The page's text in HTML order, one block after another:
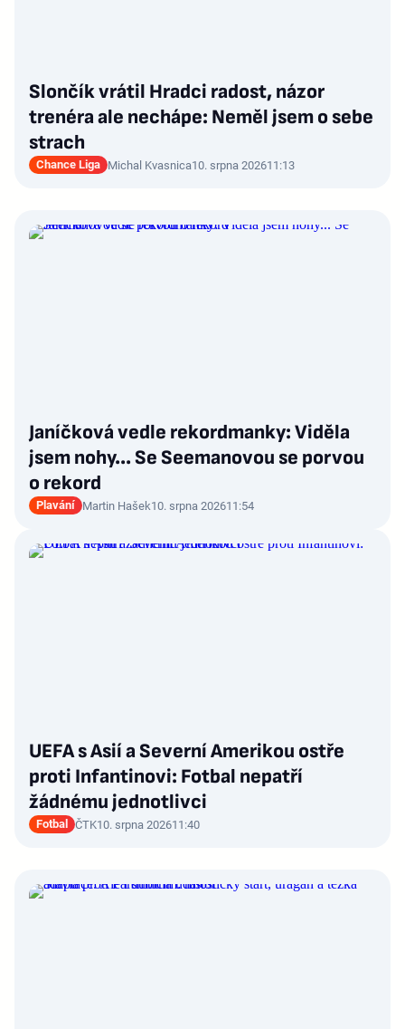
Slončík vrátil Hradci radost, názor
trenéra ale nechápe: Neměl jsem o sebe
strach
Chance Liga Michal Kvasnica10. srpna 202611:13
Janíčková vedle rekordmanky: Viděla
jsem nohy... Se Seemanovou se porvou
o rekord
Plavání Martin Hašek10. srpna 202611:54
UEFA s Asií a Severní Amerikou ostře
proti Infantinovi: Fotbal nepatří
žádnému jednotlivci
Fotbal ČTK10. srpna 202611:40